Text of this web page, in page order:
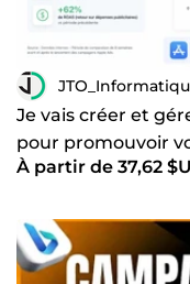
Je vais créer et
pour promouvoir
Store
À partir de 37,62